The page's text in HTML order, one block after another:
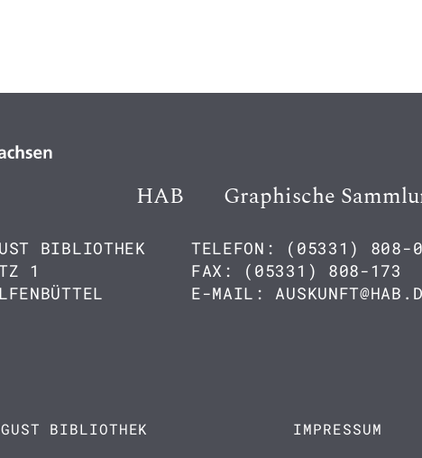
HAB Graphische
BIBLIOTHEK
1
TELEFON: (05331) 808-0
FAX: (05331) 808-173
E-MAIL:
BIBLIOTHEK IMPRESSUM